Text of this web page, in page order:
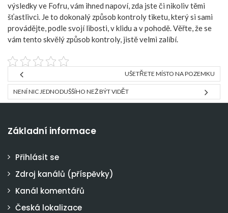
výsledky ve Fofru, vám ihned napoví, zda jste či nikoliv těmi
šťastlivci. Je to dokonalý způsob kontroly tiketu, který si sami
provádějte, podle svojí libosti, v klidu a v pohodě. Věřte, že se
vám tento skvělý způsob kontroly, jistě velmi zalíbí.
UŠETŘETE MÍSTO NA POZEMKU
NENÍ NIC JEDNODUŠŠÍHO NEŽ BÝT VIDĚT
Základní informace
Přihlásit se
Zdroj kanálů (příspěvky)
Kanál komentářů
Česká lokalizace